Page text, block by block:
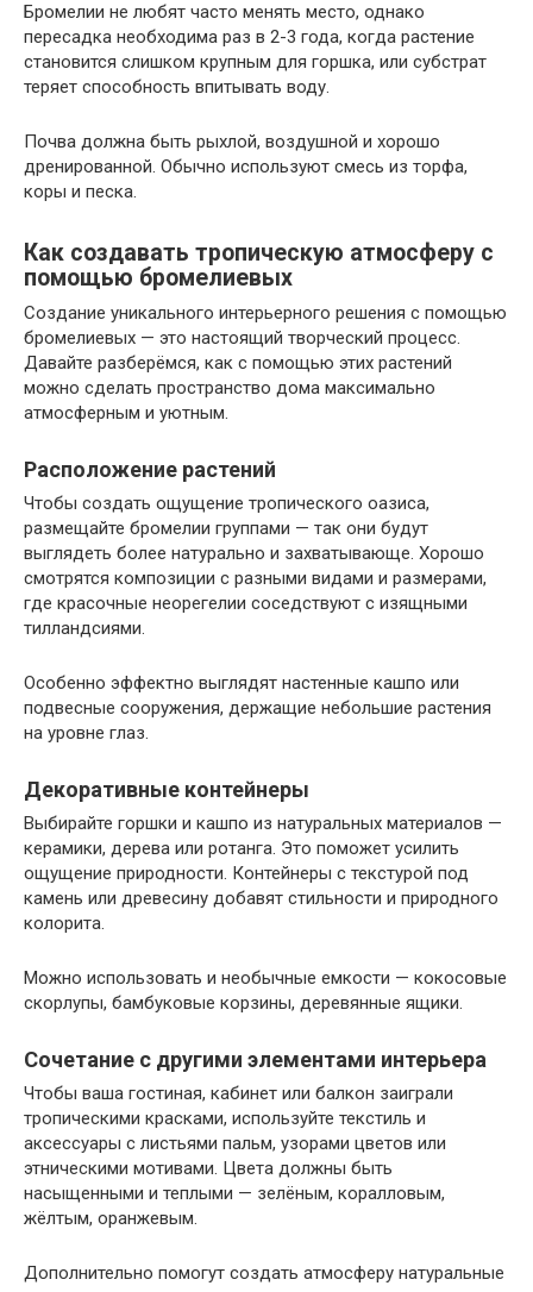
Бромелии не любят часто менять место, однако
пересадка необходима раз в 2-3 года, когда растение
становится слишком крупным для горшка, или субстрат
теряет способность впитывать воду.
Почва должна быть рыхлой, воздушной и хорошо
дренированной. Обычно используют смесь из торфа,
коры и песка.
Как создавать тропическую атмосферу с
помощью бромелиевых
Создание уникального интерьерного решения с помощью
бромелиевых — это настоящий творческий процесс.
Давайте разберёмся, как с помощью этих растений
можно сделать пространство дома максимально
атмосферным и уютным.
Расположение растений
Чтобы создать ощущение тропического оазиса,
размещайте бромелии группами — так они будут
выглядеть более натурально и захватывающе. Хорошо
смотрятся композиции с разными видами и размерами,
где красочные неорегелии соседствуют с изящными
тилландсиями.
Особенно эффектно выглядят настенные кашпо или
подвесные сооружения, держащие небольшие растения
на уровне глаз.
Декоративные контейнеры
Выбирайте горшки и кашпо из натуральных материалов —
керамики, дерева или ротанга. Это поможет усилить
ощущение природности. Контейнеры с текстурой под
камень или древесину добавят стильности и природного
колорита.
Можно использовать и необычные емкости — кокосовые
скорлупы, бамбуковые корзины, деревянные ящики.
Сочетание с другими элементами интерьера
Чтобы ваша гостиная, кабинет или балкон заиграли
тропическими красками, используйте текстиль и
аксессуары с листьями пальм, узорами цветов или
этническими мотивами. Цвета должны быть
насыщенными и теплыми — зелёным, коралловым,
жёлтым, оранжевым.
Дополнительно помогут создать атмосферу натуральные